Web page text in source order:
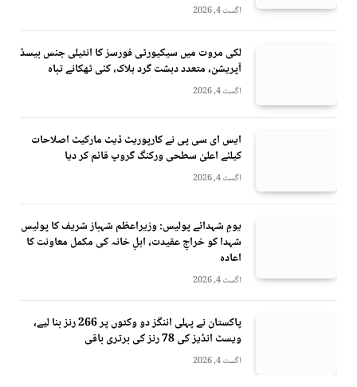
اگست 4, 2026
لکی مروت میں سیکیورٹی فورسز کا انٹیلی جنس بیسڈ
آپریشن، متعدد دہشت گرد ہلاک، کئی ٹھکانے تباہ
اگست 4, 2026
ایس ای سی پی نے کارپوریٹ ڈیٹ مارکیٹ اصلاحات
کیلئے اعلیٰ سطحی ورکنگ گروپ قائم کر دیا
اگست 4, 2026
یومِ شہدائے پولیس: وزیراعظم شہباز شریف کا پولیس
شہدا کو خراجِ عقیدت، اہلِ خانہ کی مکمل معاونت کا
اعادہ
اگست 4, 2026
پاکستان نے پہلی اننگز دو وکٹوں پر 266 رنز بنا لیے،
ویسٹ انڈیز کی 78 رنز کی برتری باقی
اگست 4, 2026